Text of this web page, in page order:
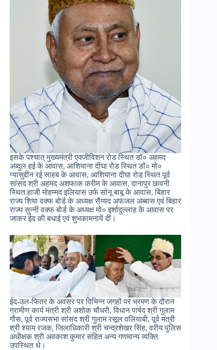
इसके पश्चात् मुख्यमंत्री एक्जीविशन रोड स्थित डॉ० अहमद
अब्दुल हई के आवास, आशियाना दीघा रोड स्थित डॉ० मो०
ग्यासुद्दीन रई साहब के आवास, आशियाना दीघा रोड स्थित पूर्व
सांसद श्री अहमद अशफाक करीम के आवास, दानापुर छावनी
स्थित हाजी मोहम्मद इलियास उर्फ सोनू बाबू के आवास, बिहार
राज्य शिया वक्फ बोर्ड के अध्यक्ष सैय्यद अफजल अब्बास एवं बिहार
राज्य सुन्नी वक्फ बोर्ड के अध्यक्ष मो० इर्शादुल्लाह के आवास पर
जाकर ईद की बधाई एवं शुभकामनायें दीं।
ईद-उल-फितर के अवसर पर विभिन्न जगहों पर भ्रमण के दौरान
ग्रामीण कार्य मंत्री श्री अशोक चौधरी, विधान पार्षद श्री गुलाम
गौस, पूर्व राज्यसभा सांसद श्री गुलाम रसूल वलियाबी, पूर्व मंत्री
श्री श्याम रजक, जिलाधिकारी श्री चन्द्रशेखर सिंह, वरीय पुलिस
अधीक्षक श्री अवकाश कुमार सहित अन्य गणमान्य व्यक्ति
उपस्थित थे।